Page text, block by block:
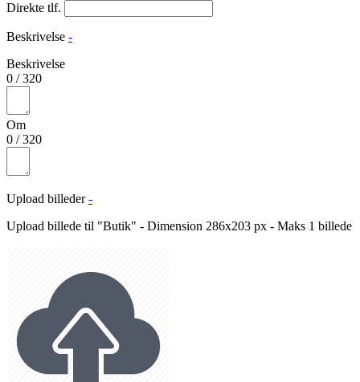
Direkte tlf.
Beskrivelse -
Beskrivelse
0 /320
Om
0 /320
Upload billeder -
Upload billede til "Butik" - Dimension 286x203 px - Maks 1 billede